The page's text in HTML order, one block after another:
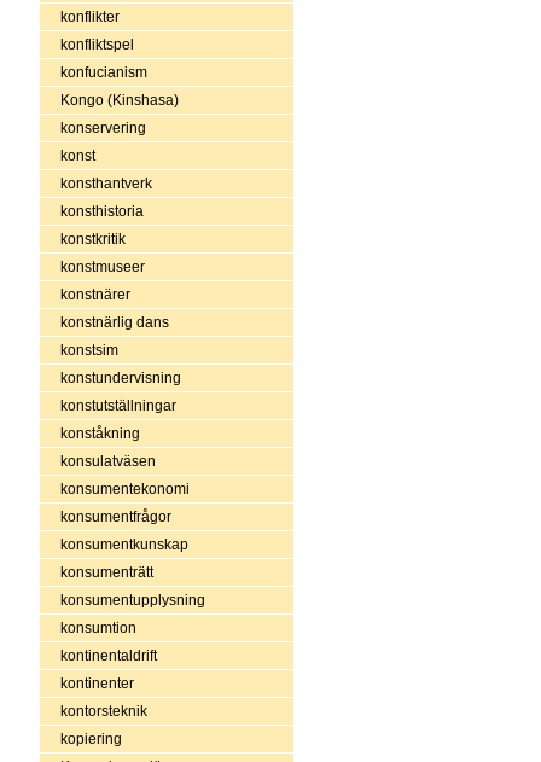
konflikter
konfliktspel
konfucianism
Kongo (Kinshasa)
konservering
konst
konsthantverk
konsthistoria
konstkritik
konstmuseer
konstnärer
konstnärlig dans
konstsim
konstundervisning
konstutställningar
konståkning
konsulatväsen
konsumentekonomi
konsumentfrågor
konsumentkunskap
konsumenträtt
konsumentupplysning
konsumtion
kontinentaldrift
kontinenter
kontorsteknik
kopiering